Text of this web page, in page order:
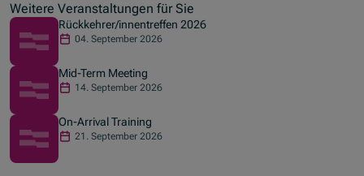
Weitere Veranstaltungen für Sie
Rückkehrer/innentreffen 2026
04. September 2026
Mid-Term Meeting
14. September 2026
On-Arrival Training
21. September 2026